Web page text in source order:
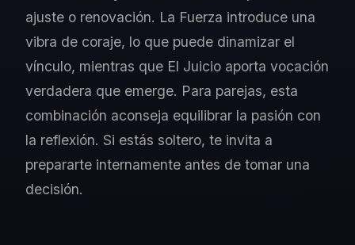
ajuste o renovación. La Fuerza introduce una
vibra de coraje, lo que puede dinamizar el
vínculo, mientras que El Juicio aporta vocación
verdadera que emerge. Para parejas, esta
combinación aconseja equilibrar la pasión con
la reflexión. Si estás soltero, te invita a
prepararte internamente antes de tomar una
decisión.